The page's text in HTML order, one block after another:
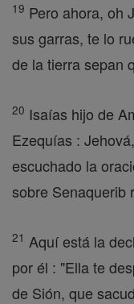
19 Pero ahora, oh
sus garras, te lo
de la tierra sepan
20 Isaías hijo de
Ezequías :
escuchado la
sobre Senaquerib
21 Aquí está la
por él : "Ella te
de Sión, que